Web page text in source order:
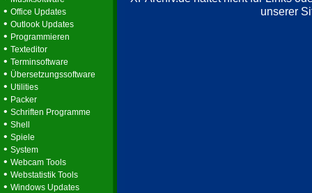
• Office Updates
• Outlook Updates
• Programmieren
• Texteditor
• Terminsoftware
• Übersetzungssoftware
• Utilities
• Packer
• Schriften Programme
• Shell
• Spiele
• System
• Webcam Tools
• Webstatistik Tools
• Windows Updates
unserer